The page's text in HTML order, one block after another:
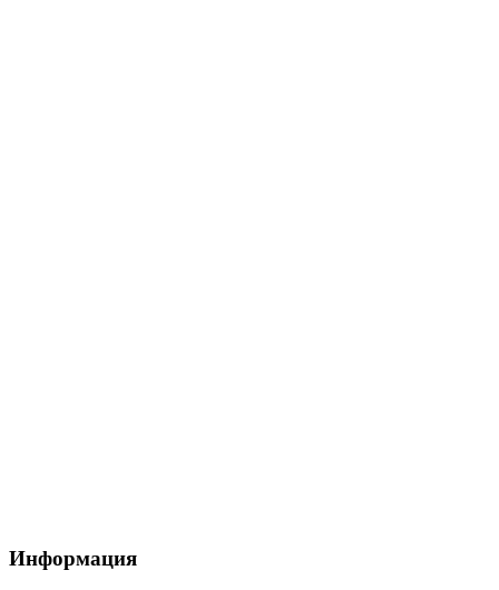
Информация